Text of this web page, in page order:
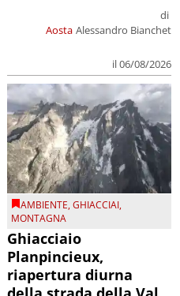
Aosta
di
Alessandro Bianchet
il 06/08/2026
AMBIENTE,GHIACCIAI,
MONTAGNA
Ghiacciaio
Planpincieux,
riapertura diurna